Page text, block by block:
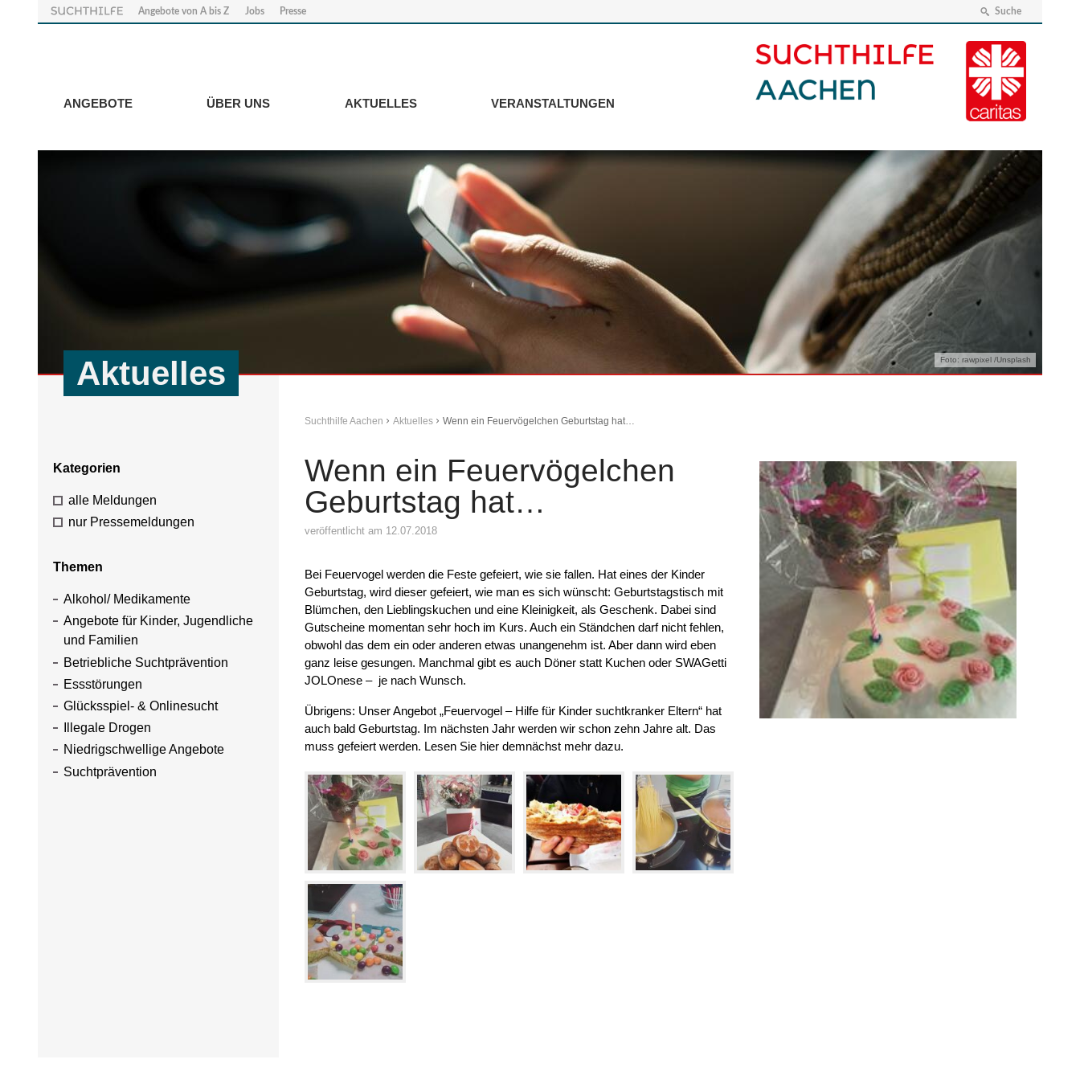
Angebote von A bis Z Jobs Presse Suche
ANGEBOTE ÜBER UNS AKTUELLES VERANSTALTUNGEN
Aktuelles Foto: rawpixel /Unsplash
Kategorien
alle Meldungen
nur Pressemeldungen
Themen
Alkohol/ Medikamente
Angebote für Kinder, Jugendliche
und Familien
Betriebliche Suchtprävention
Essstörungen
Glücksspiel- & Onlinesucht
Illegale Drogen
Niedrigschwellige Angebote
Suchtprävention
Suchthilfe Aachen Aktuelles Wenn ein Feuervögelchen Geburtstag hat…
Wenn ein Feuervögelchen
Geburtstag hat…
veröffentlicht am 12.07.2018
Bei Feuervogel werden die Feste gefeiert, wie sie fallen. Hat eines der Kinder
Geburtstag, wird dieser gefeiert, wie man es sich wünscht: Geburtstagstisch mit
Blümchen, den Lieblingskuchen und eine Kleinigkeit, als Geschenk. Dabei sind
Gutscheine momentan sehr hoch im Kurs. Auch ein Ständchen darf nicht fehlen,
obwohl das dem ein oder anderen etwas unangenehm ist. Aber dann wird eben
ganz leise gesungen. Manchmal gibt es auch Döner statt Kuchen oder SWAGetti
JOLOnese – je nach Wunsch.
Übrigens: Unser Angebot „Feuervogel – Hilfe für Kinder suchtkranker Eltern“ hat
auch bald Geburtstag. Im nächsten Jahr werden wir schon zehn Jahre alt. Das
muss gefeiert werden. Lesen Sie hier demnächst mehr dazu.